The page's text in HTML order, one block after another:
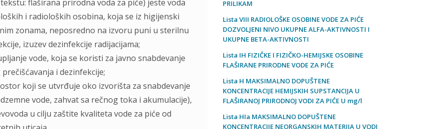
flaširana prirodna voda za piće) jeste voda
i radioloških osobina, koja se iz higijenski
zonama, neposredno na izvoru puni u sterilnu
izuzev dezinfekcije radijacijama;
vode, koja se koristi za javno snabdevanje
i dezinfekcije;
koji se utvrđuje oko izvorišta za snabdevanje
vode, zahvat sa rečnog toka i akumulacije),
u cilјu zaštite kvaliteta vode za piće od
PRILIKAM
Lista VIII RADIOLOŠKE OSOBINE VODE ZA PIĆE
DOZVOLJENI NIVO UKUPNE ALFA-AKTIVNOSTI I
UKUPNE BETA-AKTIVNOSTI
Lista IH FIZIČKE I FIZIČKO-HEMIJSKE OSOBINE
FLAŠIRANE PRIRODNE VODE ZA PIĆE
Lista H MAKSIMALNO DOPUŠTENE
KONCENTRACIJE HEMIJSKIH SUPSTANCIJA U
FLAŠIRANOJ PRIRODNOJ VODI ZA PIĆE U mg/l
Lista HIa MAKSIMALNO DOPUŠTENE
KONCENTRACIJE NEORGANSKIH MATERIJA U VODI